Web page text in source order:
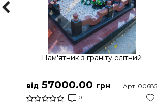
Пам'ятник з граніту елітний
від 57000.00 грн
0
Арт. 00685